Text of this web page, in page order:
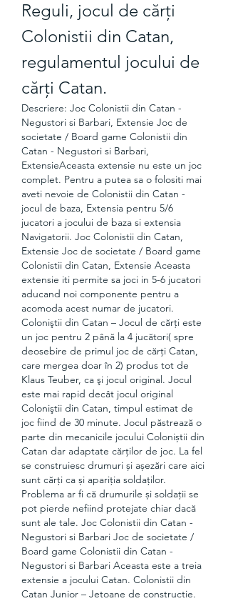
Reguli, jocul de cărți
Colonistii din Catan,
regulamentul jocului de
cărți Catan.
Descriere: Joc Colonistii din Catan -
Negustori si Barbari, Extensie Joc de
societate / Board game Colonistii din
Catan - Negustori si Barbari,
ExtensieAceasta extensie nu este un joc
complet. Pentru a putea sa o folositi mai
aveti nevoie de Colonistii din Catan -
jocul de baza, Extensia pentru 5/6
jucatori a jocului de baza si extensia
Navigatorii. Joc Colonistii din Catan,
Extensie Joc de societate / Board game
Colonistii din Catan, Extensie Aceasta
extensie iti permite sa joci in 5-6 jucatori
aducand noi componente pentru a
acomoda acest numar de jucatori.
Coloniştii din Catan – Jocul de cărţi este
un joc pentru 2 până la 4 jucători( spre
deosebire de primul joc de cărţi Catan,
care mergea doar în 2) produs tot de
Klaus Teuber, ca şi jocul original. Jocul
este mai rapid decât jocul original
Coloniştii din Catan, timpul estimat de
joc fiind de 30 minute. Jocul păstrează o
parte din mecanicile jocului Coloniștii din
Catan dar adaptate cărților de joc. La fel
se construiesc drumuri și așezări care aici
sunt cărți ca și apariția soldaților.
Problema ar fi că drumurile și soldații se
pot pierde nefiind protejate chiar dacă
sunt ale tale. Joc Colonistii din Catan -
Negustori si Barbari Joc de societate /
Board game Colonistii din Catan -
Negustori si Barbari Aceasta este a treia
extensie a jocului Catan. Colonistii din
Catan Junior – Jetoane de constructie.